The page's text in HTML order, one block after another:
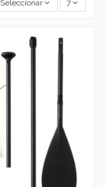
Seleccionar 7